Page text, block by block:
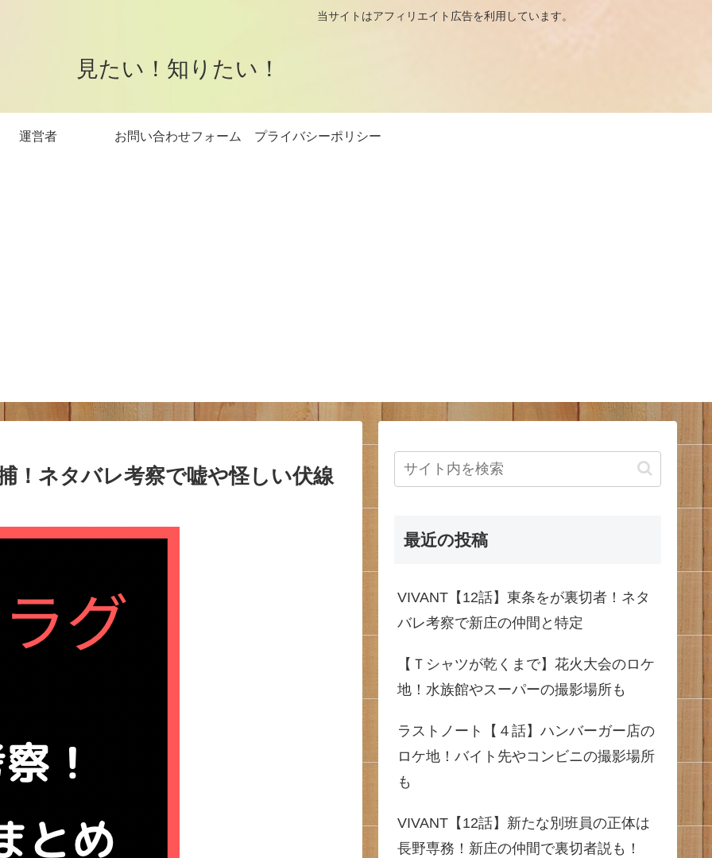
です。 当サイトはアフィリエイト広告を利用しています。
見たい！知りたい！
運営者 お問い合わせフォーム プライバシーポリシー
！ネタバレ考察で嘘や怪しい伏線
最近の投稿
VIVANT【12話】東条をが裏切者！ネタ
バレ考察で新庄の仲間と特定
【Ｔシャツが乾くまで】花火大会のロケ
地！水族館やスーパーの撮影場所も
ラストノート【４話】ハンバーガー店の
ロケ地！バイト先やコンビニの撮影場所
も
VIVANT【12話】新たな別班員の正体は
長野専務！新庄の仲間で裏切者説も！